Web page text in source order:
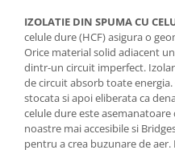
IZOLATIE DIN SPUMA CU
celule dure (HCF) asigura o
Orice material solid adiacent
dintr-un circuit imperfect.
de circuit absorb toate
stocata si apoi eliberata ca
celule dure este
noastre mai accesibile si
pentru a crea buzunare de aer.